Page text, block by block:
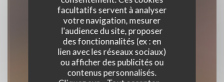
facultatifs servent à analyser
votre navigation, mesurer
l'audience du site, proposer
des fonctionnalités (ex : en
lien avec les réseaux sociaux)
ou afficher des publicités ou
contenus personnalisés.
La Citrouille
RESTAURANT TRADITIONNEL